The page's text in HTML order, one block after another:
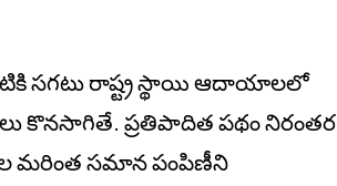
సగటు రాష్ట్ర స్థాయి ఆదాయాలలో
కొనసాగితే. ప్రతిపాదిత పథం నిరంతర
మరింత సమాన పంపిణీని